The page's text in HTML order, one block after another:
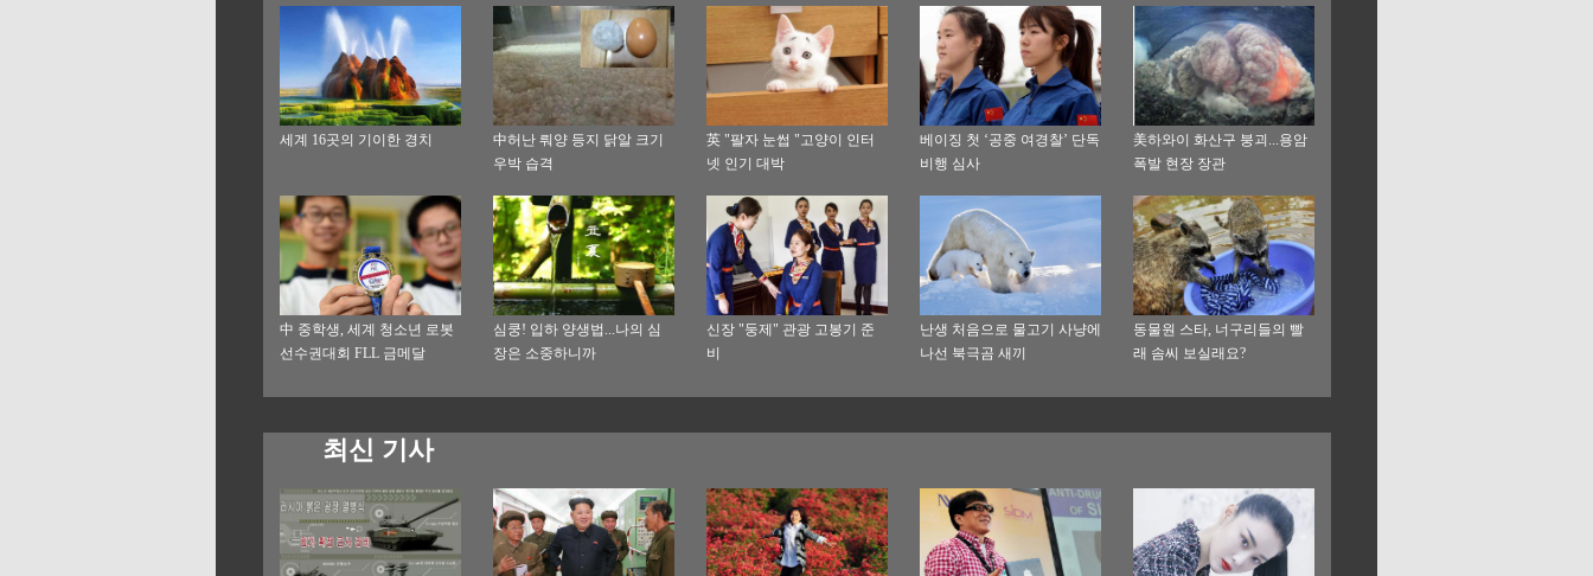
세계 16곳의 기이한 경치
中허난 뤄양 등지 닭알 크기
우박 습격
英 "팔자 눈썹 "고양이 인터
넷 인기 대박
베이징 첫 ‘공중 여경찰’ 단독
비행 심사
美하와이 화산구 붕괴...용암
폭발 현장 장관
中 중학생, 세계 청소년 로봇
선수권대회 FLL 금메달
심쿵! 입하 양생법...나의 심
장은 소중하니까
신장 "둥제" 관광 고봉기 준
비
난생 처음으로 물고기 사냥에
나선 북극곰 새끼
동물원 스타, 너구리들의 빨
래 솜씨 보실래요?
최신 기사